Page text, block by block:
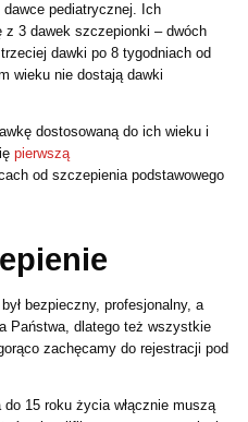
pediatrycznej. Ich
z 3 dawek szczepionki – dwóch
dawki po 8 tygodniach od
wieku nie dostają dawki
dostosowaną do ich wieku i
pierwszą
od szczepienia podstawowego
bezpieczny, profesjonalny, a
Państwa, dlatego też wszystkie
zachęcamy do rejestracji pod
15 roku życia włącznie muszą